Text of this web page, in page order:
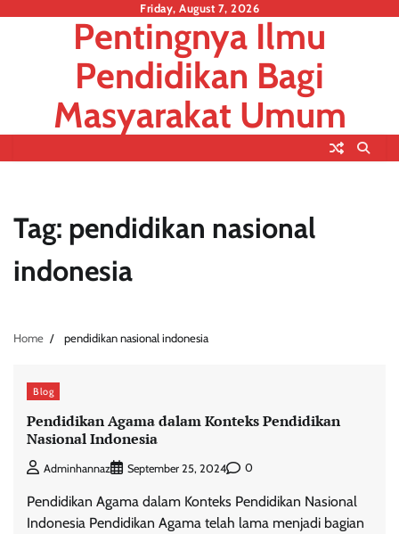
Friday, August 7, 2026
Pentingnya Ilmu
Pendidikan Bagi
Masyarakat Umum
Tag: pendidikan nasional
indonesia
Home pendidikan nasional indonesia
Blog
Pendidikan Agama dalam Konteks Pendidikan
Nasional Indonesia
Adminhannaz September 25, 2024 0
Pendidikan Agama dalam Konteks Pendidikan Nasional
Indonesia Pendidikan Agama telah lama menjadi bagian